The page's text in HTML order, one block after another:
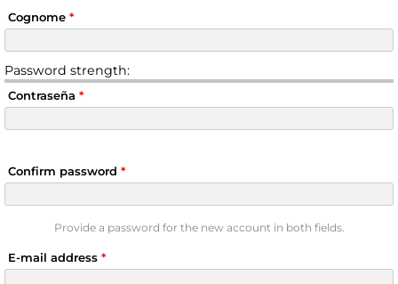
Cognome *
Password strength:
Contraseña *
Confirm password *
Provide a password for the new account in both fields.
E-mail address *